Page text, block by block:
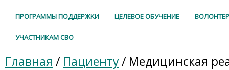
ПРОГРАММЫ ПОДДЕРЖКИ ЦЕЛЕВОЕ ОБУЧЕНИЕ
УЧАСТНИКАМ СВО
Главная / Пациенту/ Медицинская